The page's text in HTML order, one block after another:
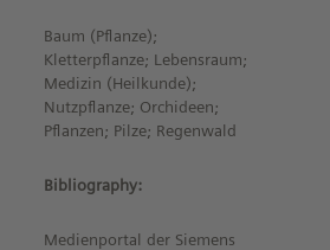
Baum (Pflanze);
Kletterpflanze; Lebensraum;
Medizin (Heilkunde);
Nutzpflanze; Orchideen;
Pflanzen; Pilze; Regenwald
Bibliography:
Medienportal der Siemens